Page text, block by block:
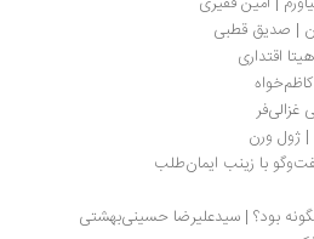
| صدیق قطبی
اقتداری
غزالی‌فر
| ژول ورن
با زینب ایمان‌طلب
بود؟ | سیدعلیرضا حسینی‌بهشتی